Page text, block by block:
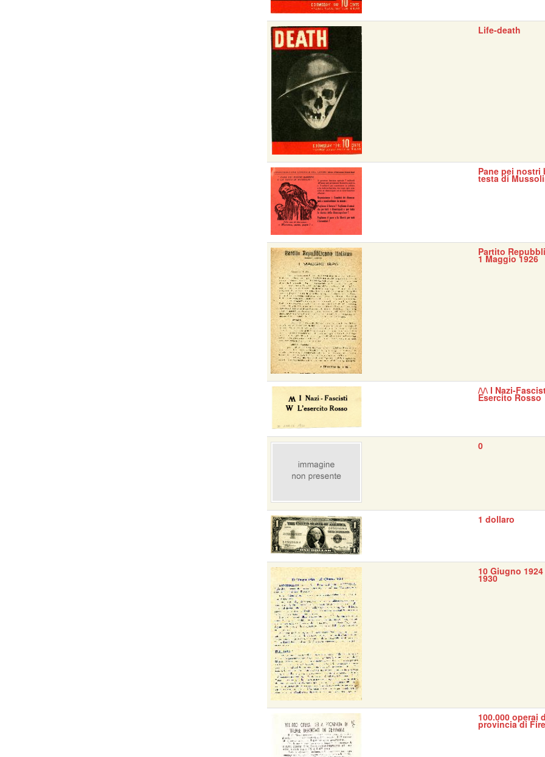
Life-death
Pane pei nostri
testa di
Partito
1 Maggio 1926
/\/\ I Nazi-
Esercito Rosso
0
1 dollaro
10 Giugno
1930
100.000 operai
provincia di